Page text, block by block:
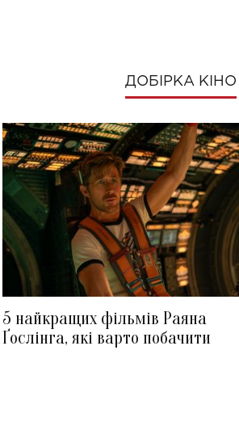
ДОБІРКА КІНО
5 найкращих фільмів Раяна
Ґослінга, які варто побачити